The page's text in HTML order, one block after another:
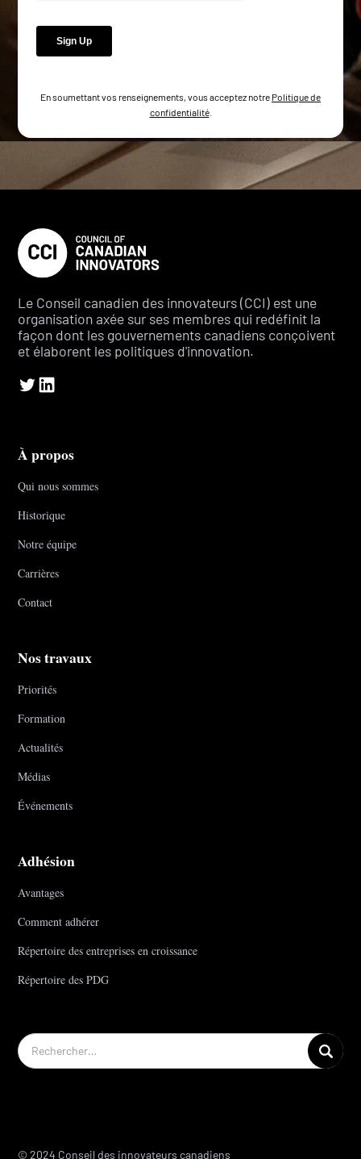
En soumettant vos renseignements, vous acceptez notre Politique de
confidentialité.
Le Conseil canadien des innovateurs (CCI) est une
organisation axée sur ses membres qui redéfinit la
façon dont les gouvernements canadiens conçoivent
et élaborent les politiques d'innovation.
À propos
Qui nous sommes
Historique
Notre équipe
Carrières
Contact
Nos travaux
Priorités
Formation
Actualités
Médias
Événements
Adhésion
Avantages
Comment adhérer
Répertoire des entreprises en croissance
Répertoire des PDG
© 2024 Conseil des innovateurs canadiens